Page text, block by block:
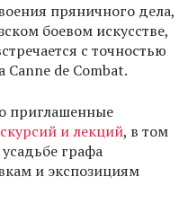
пряничного дела,
боевом искусстве,
с точностью
Canne de Combat.
приглашенные
и лекций, в том
графа
и экспозициям